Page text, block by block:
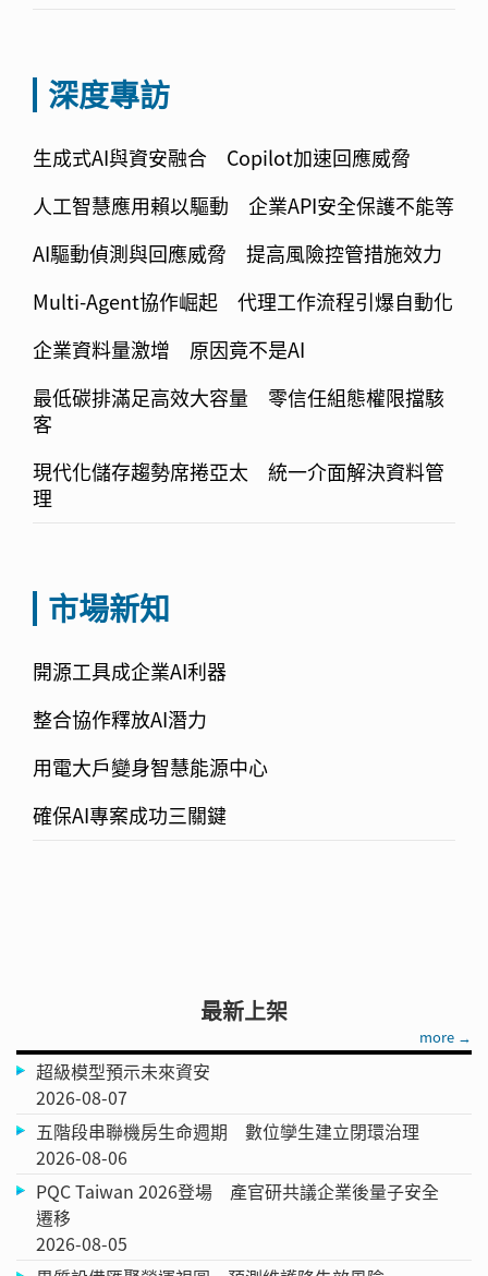
深度專訪
生成式AI與資安融合 Copilot加速回應威脅
人工智慧應用賴以驅動 企業API安全保護不能等
AI驅動偵測與回應威脅 提高風險控管措施效力
Multi-Agent協作崛起 代理工作流程引爆自動化
企業資料量激增 原因竟不是AI
最低碳排滿足高效大容量 零信任組態權限擋駭
客
現代化儲存趨勢席捲亞太 統一介面解決資料管
理
市場新知
開源工具成企業AI利器
整合協作釋放AI潛力
用電大戶變身智慧能源中心
確保AI專案成功三關鍵
最新上架
more →
超級模型預示未來資安
2026-08-07
五階段串聯機房生命週期 數位孿生建立閉環治理
2026-08-06
PQC Taiwan 2026登場 產官研共議企業後量子安全
遷移
2026-08-05